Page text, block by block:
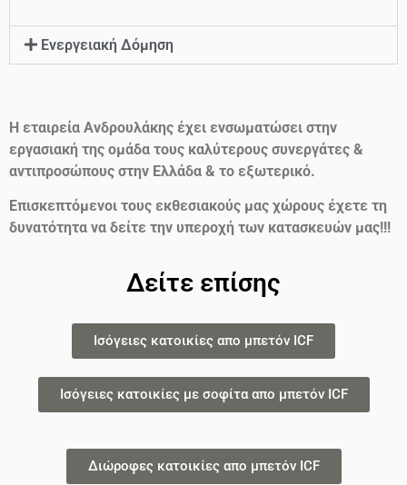
Ενεργειακή Δόμηση
Η εταιρεία Ανδρουλάκης έχει ενσωματώσει στην
εργασιακή της ομάδα τους καλύτερους συνεργάτες &
αντιπροσώπους στην Ελλάδα & το εξωτερικό.
Επισκεπτόμενοι τους εκθεσιακούς μας χώρους έχετε τη
δυνατότητα να δείτε την υπεροχή των κατασκευών μας!!!
Δείτε επίσης
Ισόγειες κατοικίες απο μπετόν ICF
Ισόγειες κατοικίες με σοφίτα απο μπετόν ICF
Διώροφες κατοικίες απο μπετόν ICF